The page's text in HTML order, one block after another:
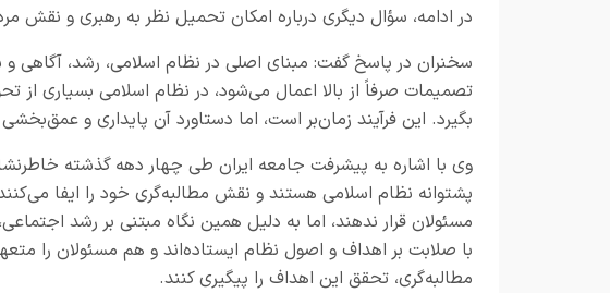
در ادامه، سؤال دیگری درباره امکان تحمیل نظر به رهبری و نقش
سخنران در پاسخ گفت: مبنای اصلی در نظام اسلامی، رشد، آگاهی
تصمیمات صرفاً از بالا اعمال می‌شود، در نظام اسلامی بسیاری از
بگیرد. این فرآیند زمان‌بر است، اما دستاورد آن پایداری و
وی با اشاره به پیشرفت جامعه ایران طی چهار دهه گذشته
پشتوانه نظام اسلامی هستند و نقش مطالبه‌گری خود را ایفا
مسئولان قرار ندهند، اما به دلیل همین نگاه مبتنی بر رشد
با صلابت بر اهداف و اصول نظام ایستاده‌اند و هم مسئولان را
مطالبه‌گری، تحقق این اهداف را پیگیری کنند.